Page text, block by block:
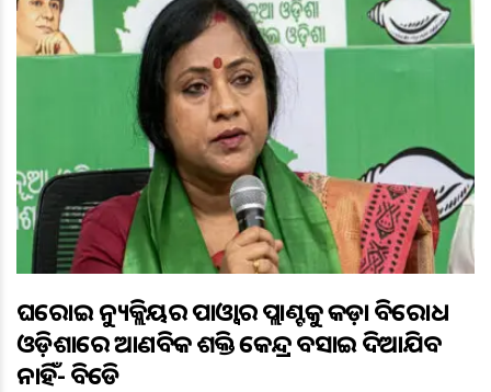
ଘରୋଇ ନ୍ୟୁକ୍ଲିୟର ପାଓ୍ବାର ପ୍ଲାଣ୍ଟକୁ କଡ଼ା ବିରୋଧ
ଓଡ଼ିଶାରେ ଆଣବିକ ଶକ୍ତି କେନ୍ଦ୍ର ବସାଇ ଦିଆଯିବ
ନାହିଁ- ବିଜେଡି